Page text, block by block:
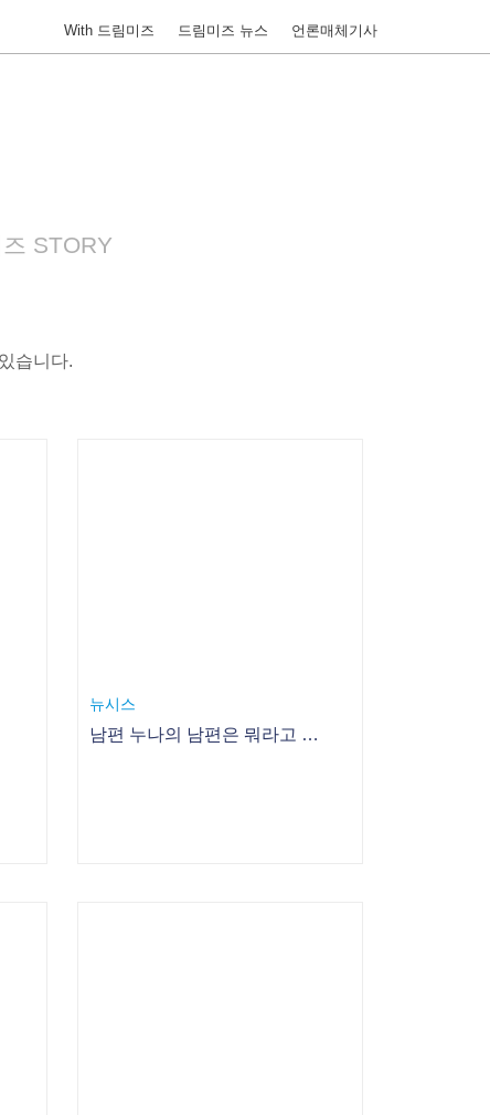
With 드림미즈 드림미즈 뉴스 언론매체기사
STORY
습니다.
뉴시스
남편 누나의 남편은 뭐라고 부를까?